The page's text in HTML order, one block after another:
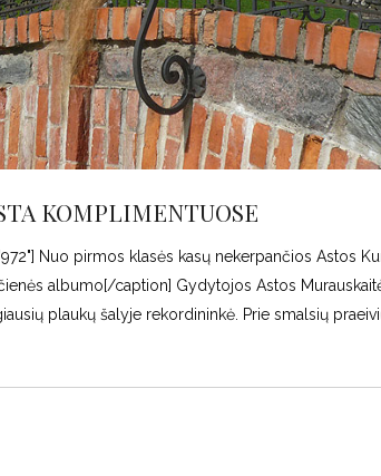
KOMPLIMENTUOSE
Nuo pirmos klasės kasų nekerpančios Astos
albumo[/caption] Gydytojos Astos
plaukų šalyje rekordininkė. Prie smalsių